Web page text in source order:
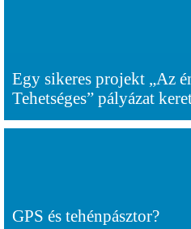
Egy sikeres projekt „Az
Tehetséges” pályázat
GPS és tehénpásztor?